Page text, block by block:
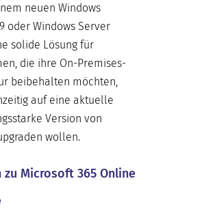
neuen Windows
oder Windows Server
solide Lösung für
die ihre On-Premises-
beibehalten möchten,
auf eine aktuelle
Version von
wollen.
Microsoft 365 Online